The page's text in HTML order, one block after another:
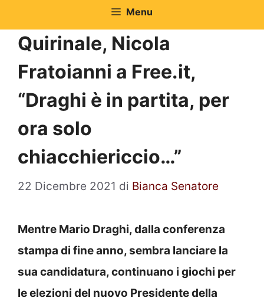
Menu
Quirinale, Nicola
Fratoianni a Free.it,
“Draghi è in partita, per
ora solo
chiacchiericcio…”
22 Dicembre 2021 di Bianca Senatore
Mentre Mario Draghi, dalla conferenza
stampa di fine anno, sembra lanciare la
sua candidatura, continuano i giochi per
le elezioni del nuovo Presidente della